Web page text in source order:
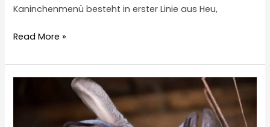
Kaninchenmenü besteht in erster Linie aus Heu,
Dürfen
Rotkohl
essen?
Read More »